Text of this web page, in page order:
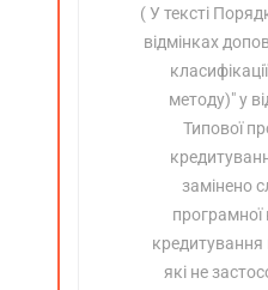
( У тексті
відмінках
методу)" у
Типової
замінено
програмної
кредитування
які не